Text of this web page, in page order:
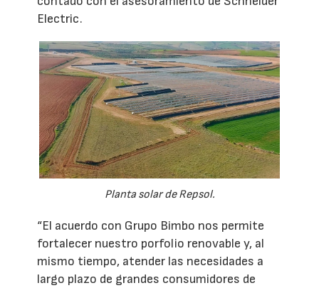
Electric.
Planta solar de Repsol.
“El acuerdo con Grupo Bimbo nos permite
fortalecer nuestro porfolio renovable y, al
mismo tiempo, atender las necesidades a
largo plazo de grandes consumidores de